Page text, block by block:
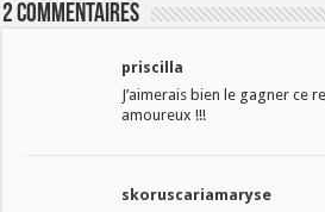
2 Commentaires
priscilla
J’aimerais bien le gagner ce
amoureux !!!
skoruscariamaryse